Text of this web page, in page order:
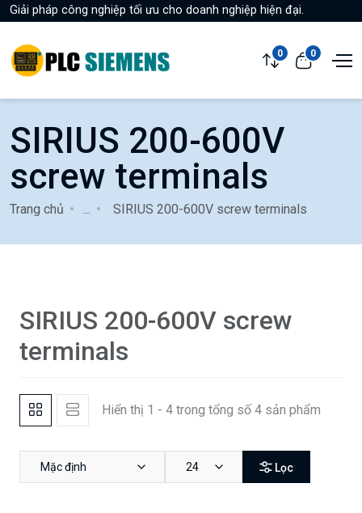
Giải pháp công nghiệp tối ưu cho doanh nghiệp hiện đại.
0 0
SIRIUS 200-600V
screw terminals
Trang chủ SIRIUS 200-600V screw terminals
SIRIUS 200-600V screw
terminals
Hiển thị 1 - 4 trong tổng số 4 sản phẩm
Mặc định 24 Lọc